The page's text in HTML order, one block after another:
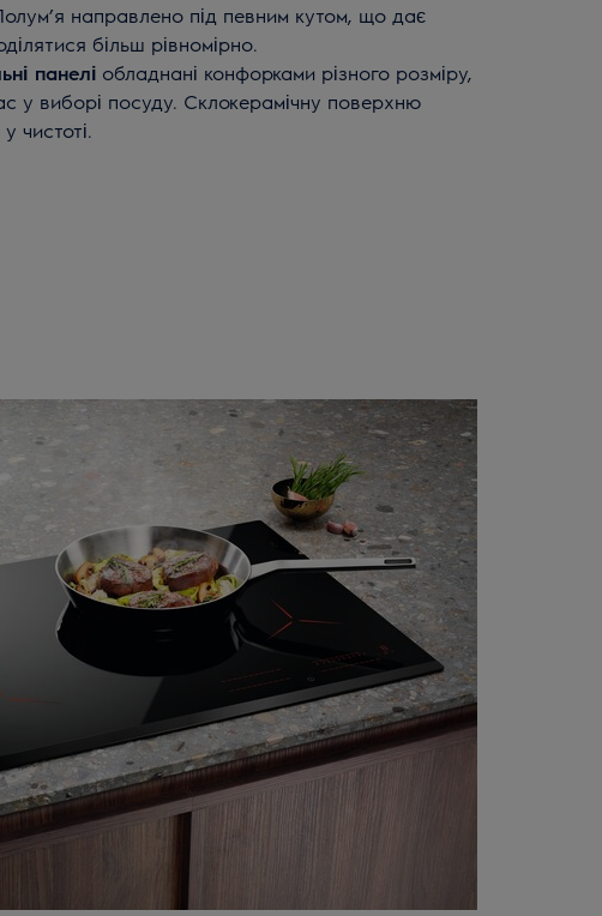
направлено під певним кутом, що дає
більш рівномірно.
панелі обладнані конфорками різного розміру,
у виборі посуду. Склокерамічну поверхню
чистоті.